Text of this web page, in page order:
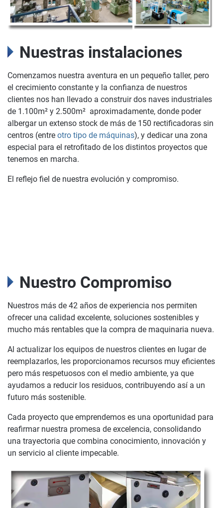
Nuestras instalaciones
Comenzamos nuestra aventura en un pequeño taller, pero
el crecimiento constante y la confianza de nuestros
clientes nos han llevado a construir dos naves industriales
de 1.100m² y 2.500m² aproximadamente, donde poder
albergar un extenso stock de más de 150 rectificadoras sin
centros (entre otro tipo de máquinas), y dedicar una zona
especial para el retrofitado de los distintos proyectos que
tenemos en marcha.
El reflejo fiel de nuestra evolución y compromiso.
Nuestro Compromiso
Nuestros más de 42 años de experiencia nos permiten
ofrecer una calidad excelente, soluciones sostenibles y
mucho más rentables que la compra de maquinaria nueva.
Al actualizar los equipos de nuestros clientes en lugar de
reemplazarlos, les proporcionamos recursos muy eficientes
pero más respetuosos con el medio ambiente, ya que
ayudamos a reducir los residuos, contribuyendo así a un
futuro más sostenible.
Cada proyecto que emprendemos es una oportunidad para
reafirmar nuestra promesa de excelencia, consolidando
una trayectoria que combina conocimiento, innovación y
un servicio al cliente impecable.